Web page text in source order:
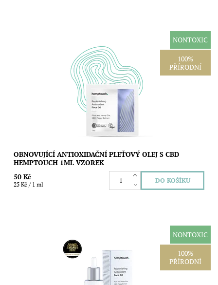
NONTOXIC
100%
PŘÍRODNÍ
Vzorek obnovujícího antioxidačního oleje Hemptouch vám
umožní vyzkoušet jeho lehkou olejovou texturu, přirozenou
švestkovou vůni a výsledný pocit...
Skladem
Hemptouch
OBNOVUJÍCÍ ANTIOXIDAČNÍ PLEŤOVÝ OLEJ S CBD
HEMPTOUCH 1ML VZOREK
50 Kč
25 Kč / 1 ml
NONTOXIC
100%
PŘÍRODNÍ
Lehký antioxidační pleťový olej s CBD, švestkovým a konopným
olejem pro hebkou, pružnou a přirozeně rozzářenou pleť.
Pomáhá doplnit přirozené kožní...
Skladem